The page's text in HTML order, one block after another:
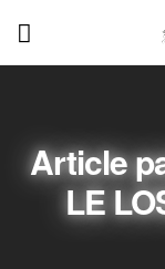
Article
LE